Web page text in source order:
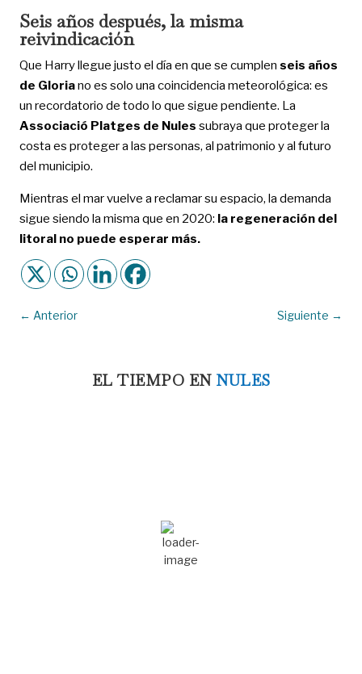
Seis años después, la misma
reivindicación
Que Harry llegue justo el día en que se cumplen seis años
de Gloriano es solo una coincidencia meteorológica: es
un recordatorio de todo lo que sigue pendiente. La
Associació Platges de Nules subraya que proteger la
costa es proteger a las personas, al patrimonio y al futuro
del municipio.
Mientras el mar vuelve a reclamar su espacio, la demanda
sigue siendo la misma que en 2020: la regeneración del
litoral no puede esperar más.
← Anterior Siguiente →
EL TIEMPO EN NULES
Cielo Claro
Ráfagas de viento: